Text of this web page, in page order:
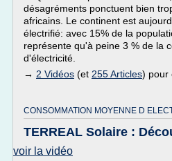
désagréments ponctuent bien
africains. Le continent est
électrifié: avec 15% de la
représente qu'à peine 3 % de la
d'électricité.
→ 2 Vidéos (et 255 Articles) pour
CONSOMMATION MOYENNE D
TERREAL Solaire :
voir la vidéo